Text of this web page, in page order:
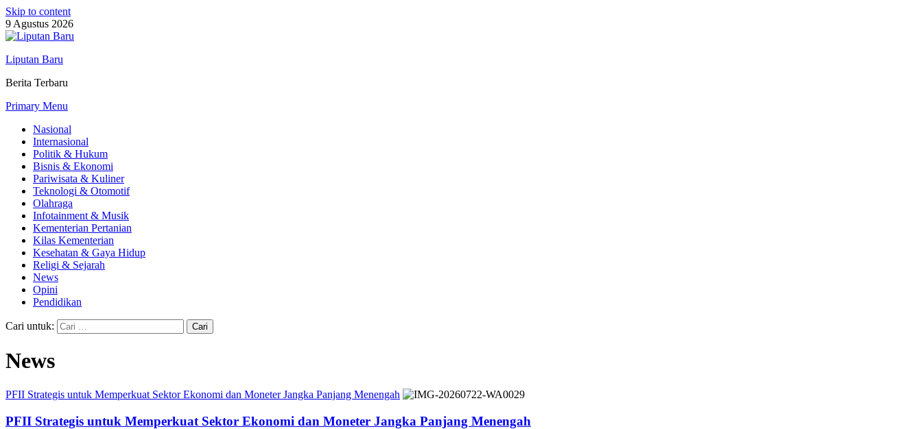
Skip to content
9 Agustus 2026
Liputan Baru
Berita Terbaru
Primary Menu
Nasional
Internasional
Politik & Hukum
Bisnis & Ekonomi
Pariwisata & Kuliner
Teknologi & Otomotif
Olahraga
Infotainment & Musik
Kementerian Pertanian
Kilas Kementerian
Kesehatan & Gaya Hidup
Religi & Sejarah
News
Opini
Pendidikan
Cari untuk:
News
PFII Strategis untuk Memperkuat Sektor Ekonomi dan Moneter Jangka Panjang Menengah
PFII Strategis untuk Memperkuat Sektor Ekonomi dan Moneter Jangka Panjang Menengah